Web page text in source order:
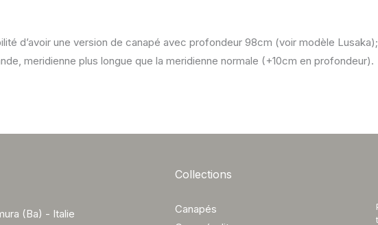
d’avoir une version de canapé avec profondeur 98cm (voir modèle Lusaka);
meridienne plus longue que la meridienne normale (+10cm en profondeur).
(Ba) - Italie
Collections
Canapés